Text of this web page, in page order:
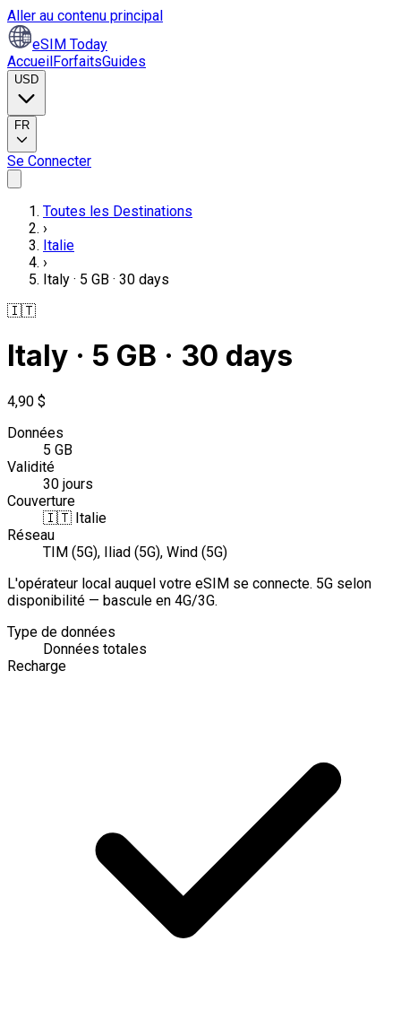
Aller au contenu principal
eSIM Today
AccueilForfaitsGuides
USD
FR
Se Connecter
Toutes les Destinations
›
Italie
›
Italy · 5 GB · 30 days
🇮🇹
Italy · 5 GB · 30 days
4,90 $
Données
5 GB
Validité
30 jours
Couverture
🇮🇹 Italie
Réseau
TIM (5G), Iliad (5G), Wind (5G)
L'opérateur local auquel votre eSIM se connecte. 5G selon
disponibilité — bascule en 4G/3G.
Type de données
Données totales
Recharge